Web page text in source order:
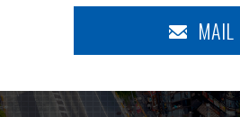
MAIL